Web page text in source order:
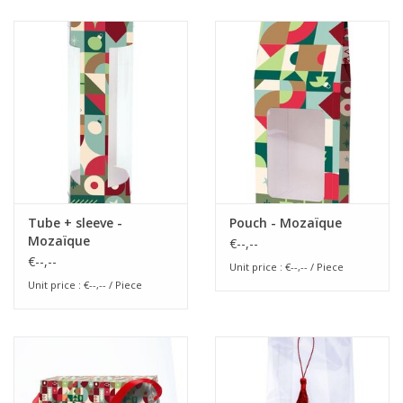
Tube + sleeve -
Mozaïque
€--,--
Unit price : €--,-- / Piece
Pouch - Mozaïque
€--,--
Unit price : €--,-- / Piece